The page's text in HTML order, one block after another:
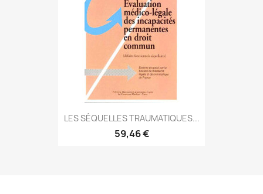
LES SÉQUELLES TRAUMATIQUES...
59,46 €